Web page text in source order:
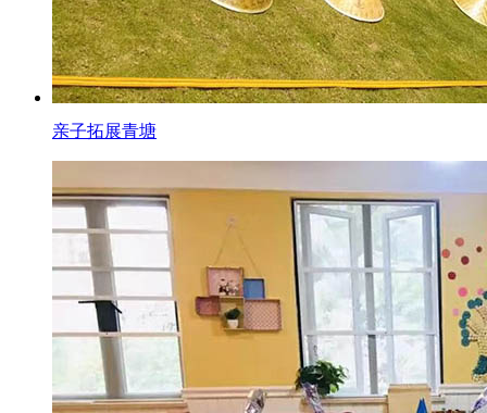
亲子拓展青塘